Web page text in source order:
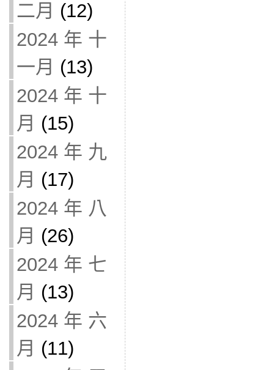
二月 (12)
2024 年 十
一月 (13)
2024 年 十
月 (15)
2024 年 九
月 (17)
2024 年 八
月 (26)
2024 年 七
月 (13)
2024 年 六
月 (11)